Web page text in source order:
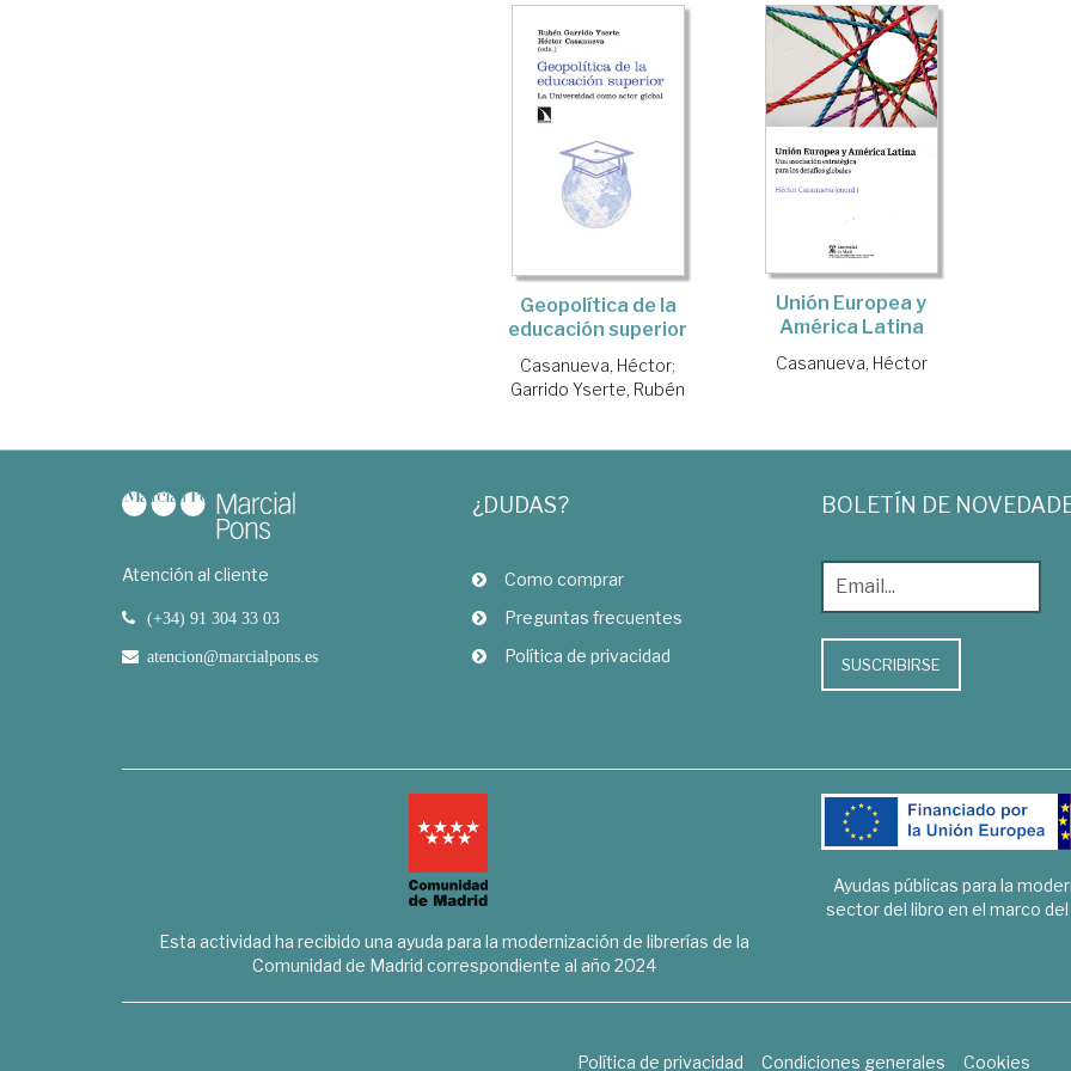
Geopolítica de la
educación superior
Casanueva, Héctor;
Garrido Yserte, Rubén
Unión Europea y
América Latina
Casanueva, Héctor
Atención al cliente
(+34) 91 304 33 03
atencion@marcialpons.es
¿DUDAS?
Como comprar
Preguntas frecuentes
Política de privacidad
BOLETÍN DE
SUSCRIBIRSE
Esta actividad ha recibido una ayuda para la modernización de librerías de la
Comunidad de Madrid correspondiente al año 2024
Ayudas públicas para la
sector del libro en el marco
Política de privacidad Condiciones generales Cookies